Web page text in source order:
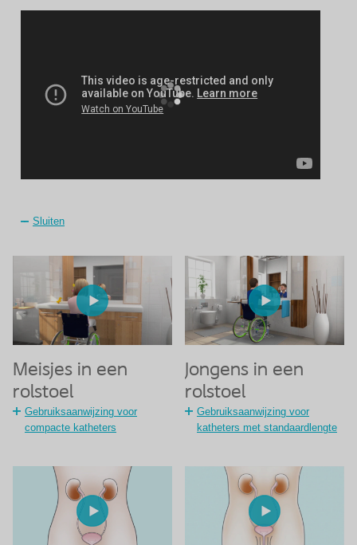
Sluiten
Meisjes in een
rolstoel
Gebruiksaanwijzing voor
compacte katheters
Jongens in een
rolstoel
Gebruiksaanwijzing voor
katheters met standaardlengte